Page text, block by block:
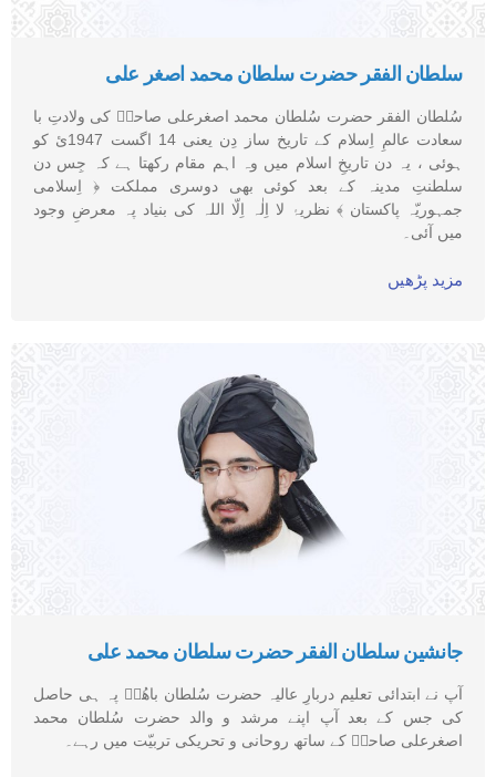
سلطان الفقر حضرت سلطان محمد اصغر علی
سُلطان الفقر حضرت سُلطان محمد اصغرعلی صاحبؒ کی ولادتِ با
سعادت عالمِ اِسلام کے تاریخ ساز دِن یعنی 14 اگست 1947ئ کو
ہوئی ، یہ دن تاریخِ اسلام میں وہ اہم مقام رکھتا ہے کہ جِس دن
سلطنتِ مدینہ کے بعد کوئی بھی دوسری مملکت ﴿ اِسلامی
جمہوریّہ پاکستان ﴾ نظریۂ لا اِلٰہ اِلّا اللہ کی بنیاد پہ معرضِ وجود
میں آئی۔
مزید پڑھیں
جانشین سلطان الفقر حضرت سلطان محمد علی
آپ نے ابتدائی تعلیم دربارِ عالیہ حضرت سُلطان باھُوؒ پہ ہی حاصل
کی جس کے بعد آپ اپنے مرشد و والد حضرت سُلطان محمد
اصغرعلی صاحبؒ کے ساتھ روحانی و تحریکی تربیّت میں رہے۔